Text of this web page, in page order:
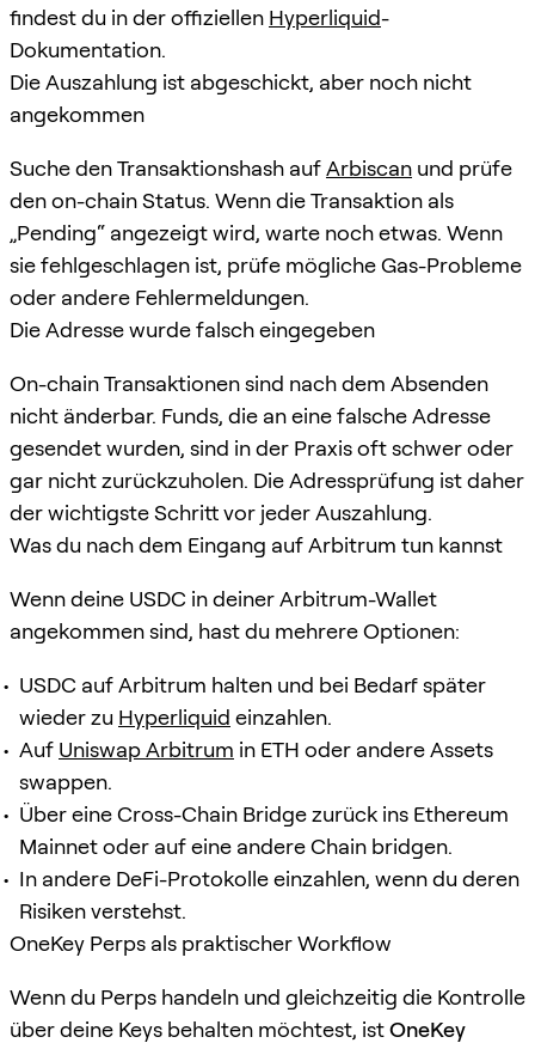
findest du in der offiziellen Hyperliquid-
Dokumentation.
Die Auszahlung ist abgeschickt, aber noch nicht
angekommen
Suche den Transaktionshash aufArbiscan und prüfe
den on-chain Status. Wenn die Transaktion als
„Pending“ angezeigt wird, warte noch etwas. Wenn
sie fehlgeschlagen ist, prüfe mögliche Gas-Probleme
oder andere Fehlermeldungen.
Die Adresse wurde falsch eingegeben
On-chain Transaktionen sind nach dem Absenden
nicht änderbar. Funds, die an eine falsche Adresse
gesendet wurden, sind in der Praxis oft schwer oder
gar nicht zurückzuholen. Die Adressprüfung ist daher
der wichtigste Schritt vor jeder Auszahlung.
Was du nach dem Eingang auf Arbitrum tun kannst
Wenn deine USDC in deiner Arbitrum-Wallet
angekommen sind, hast du mehrere Optionen:
USDC auf Arbitrum halten und bei Bedarf später
wieder zu Hyperliquid einzahlen.
Auf Uniswap Arbitrum in ETH oder andere Assets
swappen.
Über eine Cross-Chain Bridge zurück ins Ethereum
Mainnet oder auf eine andere Chain bridgen.
In andere DeFi-Protokolle einzahlen, wenn du deren
Risiken verstehst.
OneKey Perps als praktischer Workflow
Wenn du Perps handeln und gleichzeitig die Kontrolle
über deine Keys behalten möchtest, istOneKey